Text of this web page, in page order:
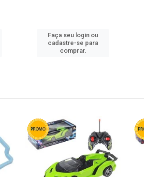
Faça seu login ou
cadastre-se para
comprar.